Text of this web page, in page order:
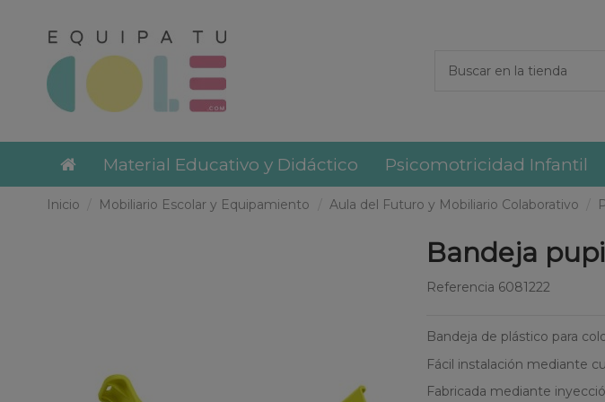
Material Educativo y Didáctico Psicomotricidad Infantil
Inicio Mobiliario Escolar y Equipamiento Aula del Futuro y Mobiliario Colaborativo
Bandeja
Referencia 6081222
Bandeja de plástico para
Fácil instalación mediante
Fabricada mediante